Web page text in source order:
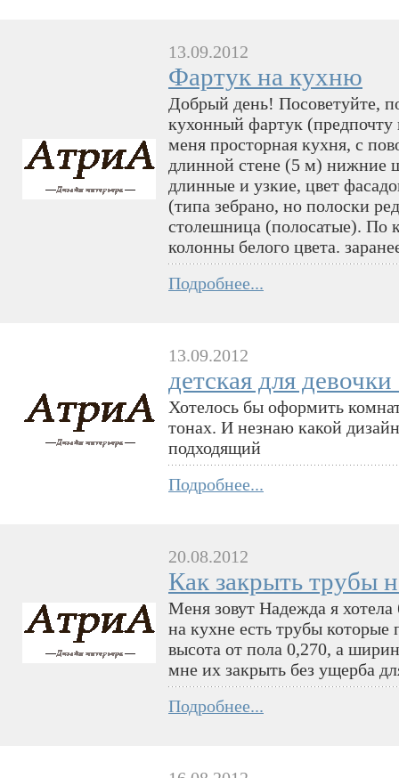
13.09.2012
Фартук на кухню
Добрый день! Посоветуйте,
кухонный фартук
меня просторная кухня, с
длинной стене (5 м) нижние
длинные и узкие, цвет
(типа зебрано, но полоски
столешница (полосатые). По
колонны белого цвета.
Подробнее...
13.09.2012
детская для
Хотелось бы оформить
тонах. И незнаю какой
подходящий
Подробнее...
20.08.2012
Как закрыть трубы
Меня зовут Надежда я
на кухне есть трубы
высота от пола 0,270, а
мне их закрыть без ущерба
Подробнее...